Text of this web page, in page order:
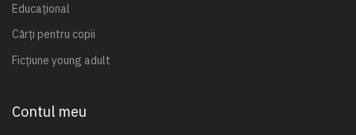
Educațional
Cărți pentru copii
Ficțiune young adult
Contul meu